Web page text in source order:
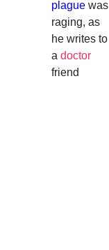
plague was
raging, as
he writes to
adoctor
friend